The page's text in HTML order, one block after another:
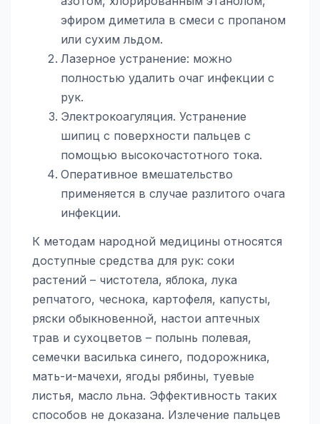
эфиром диметила в смеси с пропаном
или сухим льдом.
Лазерное устранение: можно
полностью удалить очаг инфекции с
рук.
Электрокоагуляция. Устранение
шипиц с поверхности пальцев с
помощью высокочастотного тока.
Оперативное вмешательство
применяется в случае разлитого очага
инфекции.
К методам народной медицины относятся
доступные средства для рук: соки
растений – чистотела, яблока, лука
репчатого, чеснока, картофеля, капусты,
ряски обыкновенной, настои аптечных
трав и сухоцветов – полынь полевая,
семечки василька синего, подорожника,
мать-и-мачехи, ягоды рябины, туевые
листья, масло льна. Эффективность таких
способов не доказана. Излечение пальцев